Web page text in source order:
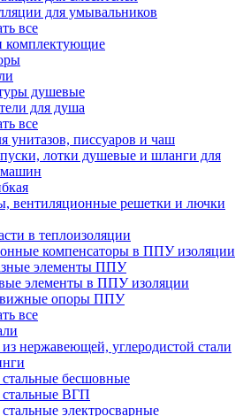
для умывальников
все
комплектующие
душевые
для душа
все
унитазов, писсуаров и чаш
лотки душевые и шланги для
машин
вентиляционные решетки и лючки
в теплоизоляции
компенсаторы в ППУ изоляции
элементы ППУ
элементы в ППУ изоляции
опоры ППУ
все
нержавеющей, углеродистой стали
бесшовные
ВГП
электросварные